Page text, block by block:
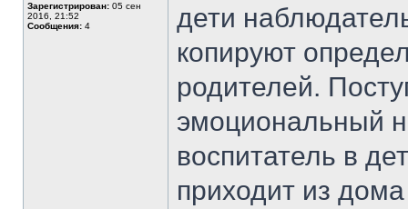
Зарегистрирован: 05 сен
2016, 21:52
Сообщения: 4
дети
копируют
родителей.
эмоциональный
воспитатель в
приходит из